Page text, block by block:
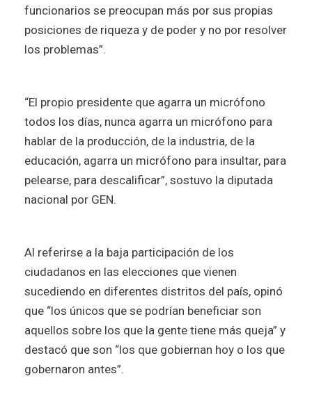
funcionarios se preocupan más por sus propias
posiciones de riqueza y de poder y no por resolver
los problemas”.
“El propio presidente que agarra un micrófono
todos los días, nunca agarra un micrófono para
hablar de la producción, de la industria, de la
educación, agarra un micrófono para insultar, para
pelearse, para descalificar”, sostuvo la diputada
nacional por GEN.
Al referirse a la baja participación de los
ciudadanos en las elecciones que vienen
sucediendo en diferentes distritos del país, opinó
que “los únicos que se podrían beneficiar son
aquellos sobre los que la gente tiene más queja” y
destacó que son “los que gobiernan hoy o los que
gobernaron antes”.